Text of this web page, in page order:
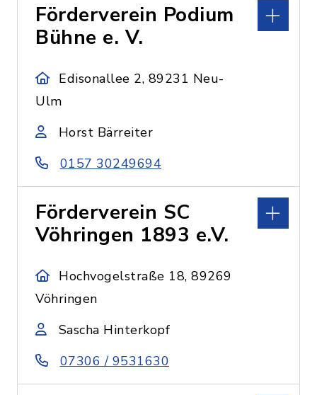
Förderverein Podium
Bühne e. V.
Edisonallee 2, 89231 Neu-
Ulm
Horst Bärreiter
0157 30249694
Förderverein SC
Vöhringen 1893 e.V.
Hochvogelstraße 18, 89269
Vöhringen
Sascha Hinterkopf
07306 / 9531630